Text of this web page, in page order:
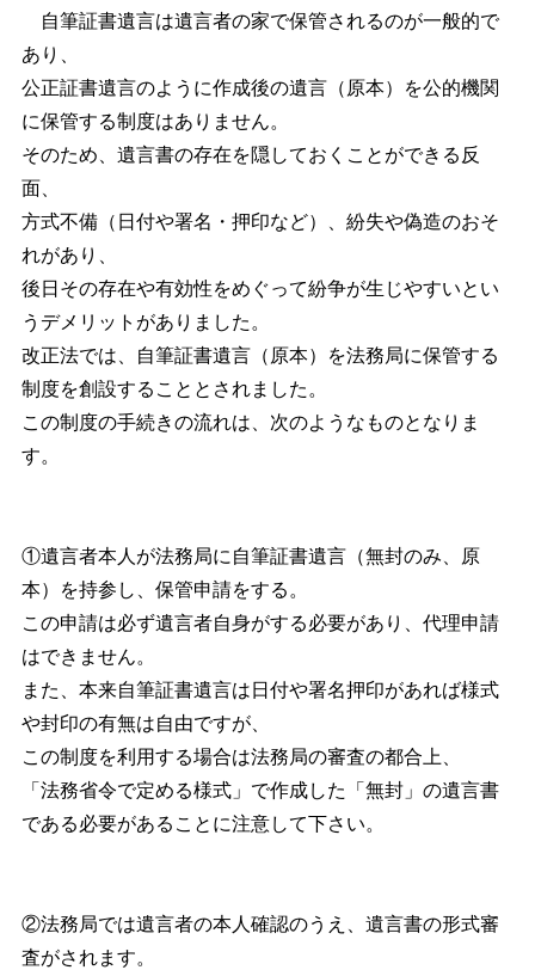
自筆証書遺言は遺言者の家で保管されるのが一般的で
あり、
公正証書遺言のように作成後の遺言（原本）を公的機関
に保管する制度はありません。
そのため、遺言書の存在を隠しておくことができる反
面、
方式不備（日付や署名・押印など）、紛失や偽造のおそ
れがあり、
後日その存在や有効性をめぐって紛争が生じやすいとい
うデメリットがありました。
改正法では、自筆証書遺言（原本）を法務局に保管する
制度を創設することとされました。
この制度の手続きの流れは、次のようなものとなりま
す。
①遺言者本人が法務局に自筆証書遺言（無封のみ、原
本）を持参し、保管申請をする。
この申請は必ず遺言者自身がする必要があり、代理申請
はできません。
また、本来自筆証書遺言は日付や署名押印があれば様式
や封印の有無は自由ですが、
この制度を利用する場合は法務局の審査の都合上、
「法務省令で定める様式」で作成した「無封」の遺言書
である必要があることに注意して下さい。
②法務局では遺言者の本人確認のうえ、遺言書の形式審
査がされます。